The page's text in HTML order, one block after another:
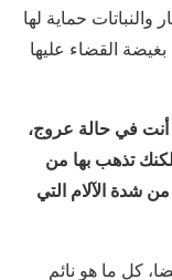
والنباتات حماية لها
القضاء عليها
أنت في حالة عروج،
تذهب بها من
شدة الآلام التي
كل ما هو نائم